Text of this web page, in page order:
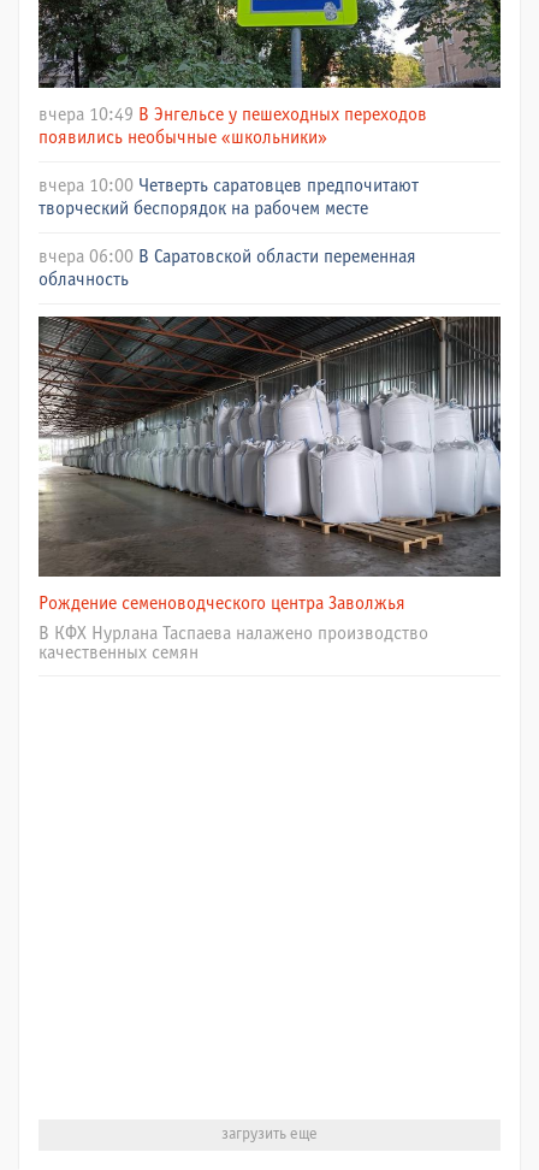
вчера 10:49 В Энгельсе у пешеходных переходов
появились необычные «школьники»
вчера 10:00 Четверть саратовцев предпочитают
творческий беспорядок на рабочем месте
вчера 06:00 В Саратовской области переменная
облачность
Рождение семеноводческого центра Заволжья
В КФХ Нурлана Таспаева налажено производство
качественных семян
загрузить еще